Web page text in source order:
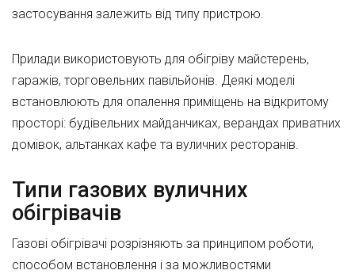
застосування залежить від типу пристрою.
Прилади використовують для обігріву майстерень,
гаражів, торговельних павільйонів. Деякі моделі
встановлюють для опалення приміщень на відкритому
просторі: будівельних майданчиках, верандах приватних
домівок, альтанках кафе та вуличних ресторанів.
Типи газових вуличних
обігрівачів
Газові обігрівачі розрізняють за принципом роботи,
способом встановлення і за можливостями